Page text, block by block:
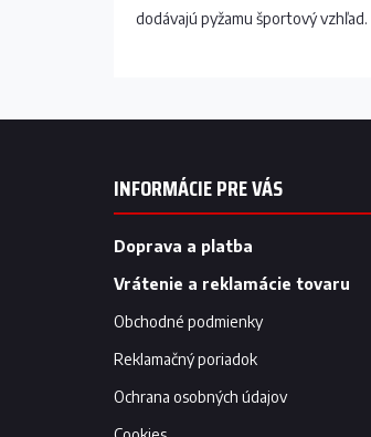
dodávajú pyžamu športový vzhľad.
Z
INFORMÁCIE PRE VÁS
Doprava a platba
Vrátenie a reklamácie tovaru
Obchodné podmienky
Reklamačný poriadok
Ochrana osobných údajov